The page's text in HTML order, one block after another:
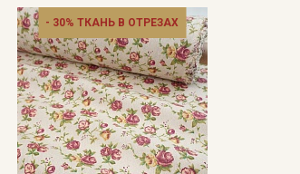
- 30% ТКАНЬ В ОТРЕЗАХ